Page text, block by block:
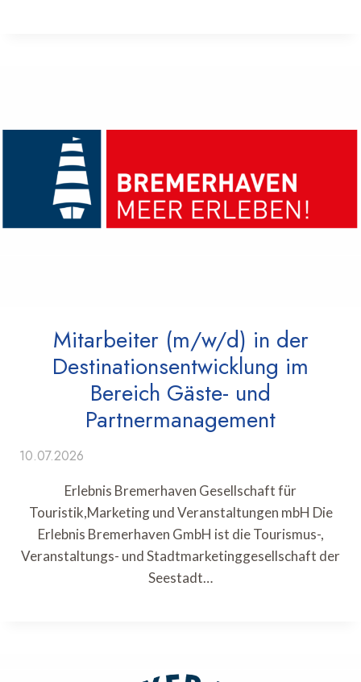
Mitarbeiter (m/w/d) in der
Destinationsentwicklung im
Bereich Gäste- und
Partnermanagement
10.07.2026
Erlebnis Bremerhaven Gesellschaft für
Touristik,Marketing und Veranstaltungen mbH Die
Erlebnis Bremerhaven GmbH ist die Tourismus-,
Veranstaltungs- und Stadtmarketinggesellschaft der
Seestadt…